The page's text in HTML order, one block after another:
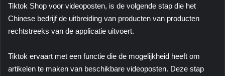
Tiktok Shop voor videoposten, is de volgende stap die het
Chinese bedrijf de uitbreiding van producten van producten
rechtstreeks van de applicatie uitvoert.
Tiktok ervaart met een functie die de mogelijkheid heeft om
artikelen te maken van beschikbare videoposten. Deze stap